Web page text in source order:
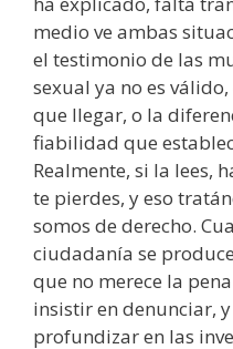
medio ve ambas
el testimonio de las
sexual ya no es
que llegar, o la
fiabilidad que
Realmente, si la lees,
te pierdes, y eso
somos de derecho.
ciudadanía se
que no merece la
insistir en denunciar,
profundizar en las